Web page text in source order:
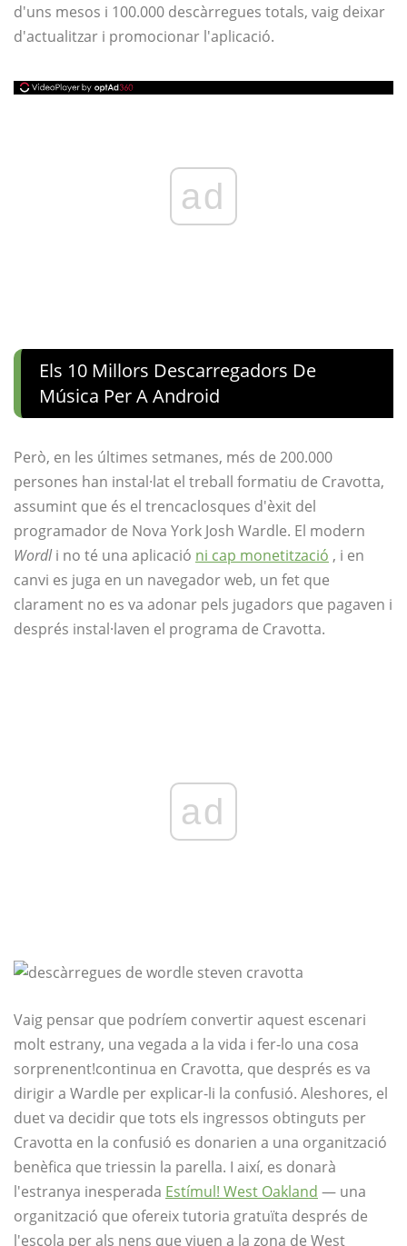
d'uns mesos i 100.000 descàrregues totals, vaig deixar
d'actualitzar i promocionar l'aplicació.
ad
Els 10 Millors Descarregadors De
Música Per A Android
Però, en les últimes setmanes, més de 200.000
persones han instal·lat el treball formatiu de Cravotta,
assumint que és el trencaclosques d'èxit del
programador de Nova York Josh Wardle. El modern
Wordli no té una aplicació ni cap monetització , i en
canvi es juga en un navegador web, un fet que
clarament no es va adonar pels jugadors que pagaven i
després instal·laven el programa de Cravotta.
ad
Vaig pensar que podríem convertir aquest escenari
molt estrany, una vegada a la vida i fer-lo una cosa
sorprenent!continua en Cravotta, que després es va
dirigir a Wardle per explicar-li la confusió. Aleshores, el
duet va decidir que tots els ingressos obtinguts per
Cravotta en la confusió es donarien a una organització
benèfica que triessin la parella. I així, es donarà
l'estranya inesperada Estímul! West Oakland — una
organització que ofereix tutoria gratuïta després de
l'escola per als nens que viuen a la zona de West